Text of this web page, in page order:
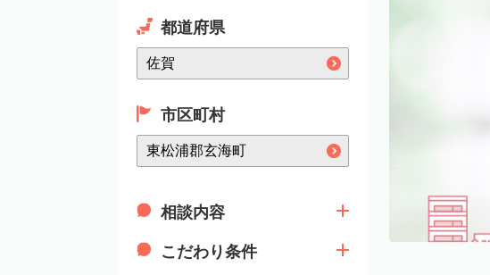
都道府県
市区町村
相談内容
こだわり条件